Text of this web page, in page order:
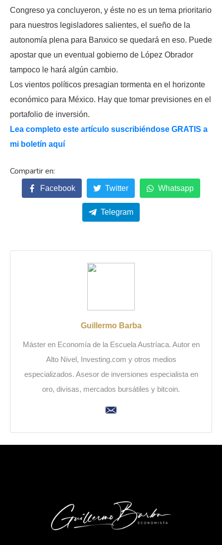
Congreso ya concluyeron, y éste no es un tema prioritario
para nuestros legisladores salientes, el sueño de la
autonomía plena para Banxico se quedará en eso. Puede
apostar que un eventual gobierno de López Obrador
tampoco le hará algún cambio.
Los vientos políticos presagian tormenta en el horizonte
económico para México. Hay que tomar previsiones en el
portafolio de inversión.
Lea completo este artículo suscribiéndose GRATIS a
mi boletín aquí
Facebook Twitter Whatsapp
Telegram
Guillermo Barba
Máster en Economía de la Escuela Austríaca. Autor en
Alto Nivel, Investing.com y otros medios
especializados. Asesor de inversiones especialista en
oro, divisas, mercados bursátiles y bitcoin.